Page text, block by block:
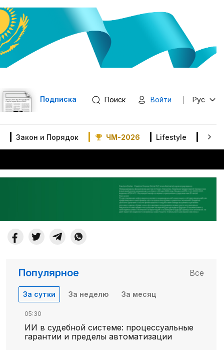
Подписка Поиск Войти Рус
Закон и Порядок ЧМ-2026 Lifestyle В
Популярное Все
За сутки За неделю За месяц
05:30
ИИ в судебной системе: процессуальные
гарантии и пределы автоматизации